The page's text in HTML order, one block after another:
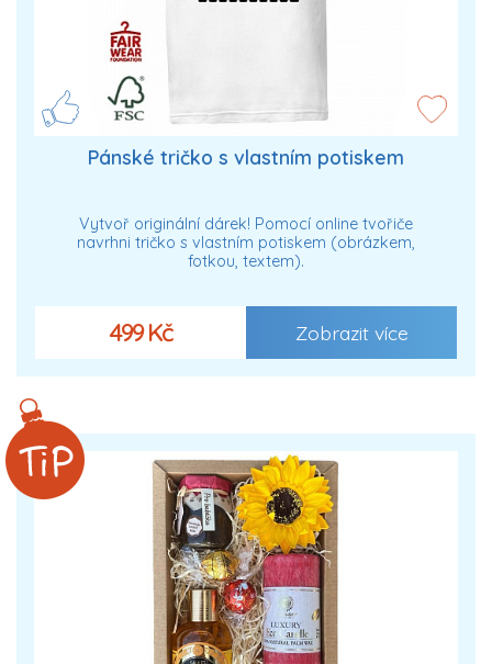
Pánské tričko s vlastním potiskem
Vytvoř originální dárek! Pomocí online tvořiče
navrhni tričko s vlastním potiskem (obrázkem,
fotkou, textem).
499 Kč Zobrazit více